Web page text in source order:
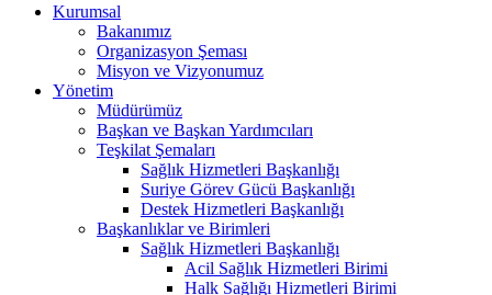
Kurumsal
Bakanımız
Organizasyon Şeması
Misyon ve Vizyonumuz
Yönetim
Müdürümüz
Başkan ve Başkan Yardımcıları
Teşkilat Şemaları
Sağlık Hizmetleri Başkanlığı
Suriye Görev Gücü Başkanlığı
Destek Hizmetleri Başkanlığı
Başkanlıklar ve Birimleri
Sağlık Hizmetleri Başkanlığı
Acil Sağlık Hizmetleri Birimi
Halk Sağlığı Hizmetleri Birimi